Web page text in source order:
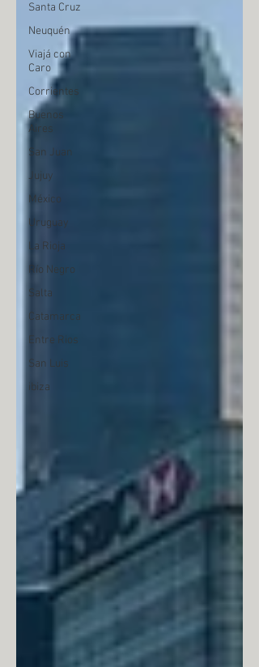
Santa Cruz
Neuquén
Viajá con
Caro
Corrientes
Buenos
Aires
San Juan
Jujuy
México
Uruguay
La Rioja
Río Negro
Salta
Catamarca
Entre Rios
San Luis
ibiza